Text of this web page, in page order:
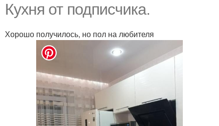
Кухня от подписчика.
Хорошо получилось, но пол на любителя